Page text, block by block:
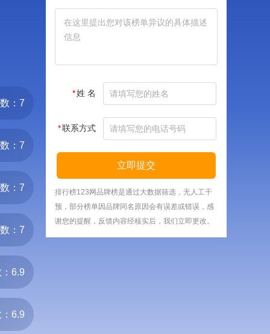
：7
：7
：7
：7
6.9
6.9
*姓 名
*联系方式
立即提交
排行榜123网品牌榜是通过大数据筛选，无人工干
预，部分榜单因品牌同名原因会有误差或错误，感
谢您的提醒，反馈内容经核实后，我们立即更改。